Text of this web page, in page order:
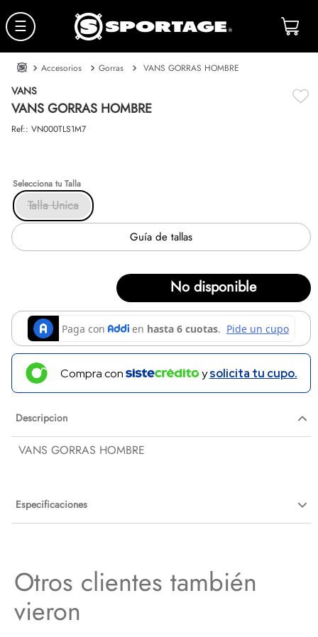
☰
Accesorios Gorras VANS GORRAS HOMBRE
VANS
VANS GORRAS HOMBRE
Ref:: VN000TLS1M7
Talla
Talla Unica
Guía de tallas
No disponible
Compra con ysolicita tu cupo.
Descripcion
VANS GORRAS HOMBRE
Especificaciones
Otros clientes también
vieron